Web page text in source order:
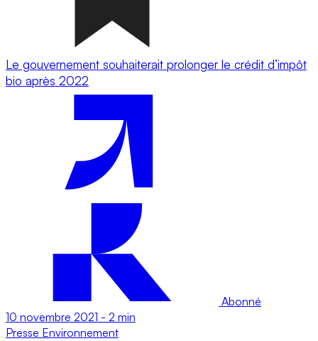
Le gouvernement souhaiterait prolonger le crédit d’impôt
bio après 2022
Abonné
10 novembre 2021 - 2 min
Presse Environnement